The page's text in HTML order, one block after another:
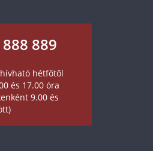
889
hétfőtől
és 17.00 óra
9.00 és